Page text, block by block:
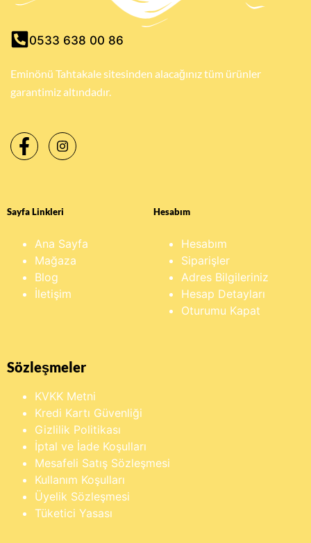
0533 638 00 86
Eminönü Tahtakale sitesinden alacağınız tüm ürünler
garantimiz altındadır.
Sayfa Linkleri
Ana Sayfa
Mağaza
Blog
İletişim
Hesabım
Hesabım
Siparişler
Adres Bilgileriniz
Hesap Detayları
Oturumu Kapat
Sözleşmeler
KVKK Metni
Kredi Kartı Güvenliği
Gizlilik Politikası
İptal ve İade Koşulları
Mesafeli Satış Sözleşmesi
Kullanım Koşulları
Üyelik Sözleşmesi
Tüketici Yasası